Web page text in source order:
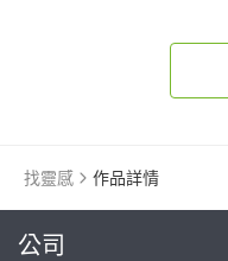
找靈感 作品詳情
公司繼續完成